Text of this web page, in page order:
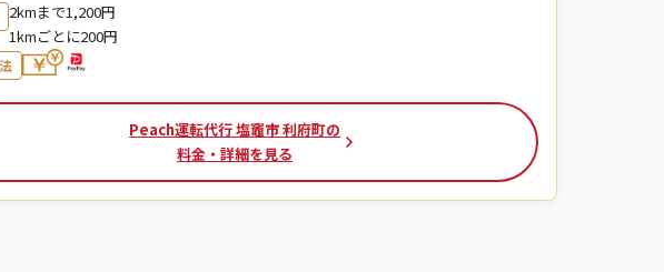
2kmまで1,200円
1kmごとに200円
Peach運転代行 塩竈市 利府町の
料金・詳細を見る